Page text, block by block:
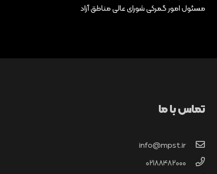
مسئول امور گمرکی شورای عالی مناطق آزاد
تماس با ما
info@mpst.ir
02188482000